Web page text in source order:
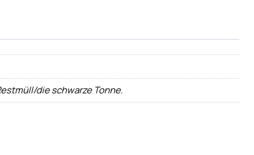
die schwarze Tonne.